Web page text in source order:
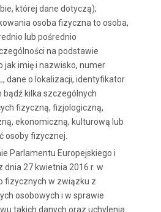
której dane dotyczą);
osoba fizyczna to osoba,
lub pośrednio
na podstawie
imię i nazwisko, numer
dane o lokalizacji, identyfikator
kilka szczególnych
fizyczną, fizjologiczną,
ekonomiczną, kulturową lub
osoby fizycznej.
Parlamentu Europejskiego i
dnia 27 kwietnia 2016 r. w
fizycznych w związku z
osobowych i w sprawie
takich danych oraz uchylenia